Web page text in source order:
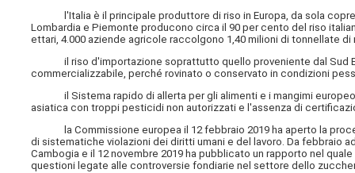
l'Italia è il principale produttore di riso in Europa, da sola copre
Lombardia e Piemonte producono circa il 90 per cento del riso
ettari, 4.000 aziende agricole raccolgono 1,40 milioni di tonnellate di
il riso d'importazione soprattutto quello proveniente dal Sud
commercializzabile, perché rovinato o conservato in condizioni
il Sistema rapido di allerta per gli alimenti e i mangimi europeo
asiatica con troppi pesticidi non autorizzati e l'assenza di
la Commissione europea il 12 febbraio 2019 ha aperto la
di sistematiche violazioni dei diritti umani e del lavoro. Da febbraio
Cambogia e il 12 novembre 2019 ha pubblicato un rapporto nel
questioni legate alle controversie fondiarie nel settore dello